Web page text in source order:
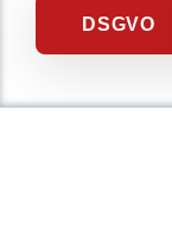
DSGVO
WordPress
Karriere